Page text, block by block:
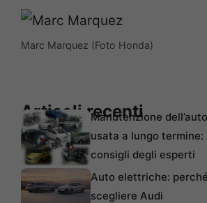
Marc Marquez (Foto Honda)
Articoli recentiManutenzione dell’auto
usata a lungo termine:
consigli degli esperti
Auto elettriche: perché
scegliere Audi